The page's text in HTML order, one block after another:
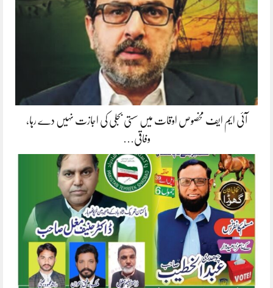
آئی ایم ایف مخصوص اوقات میں سستی بجلی کی اجازت نہیں دے رہا،
وفاقی…